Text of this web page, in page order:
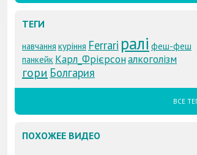
ТЕГИ
навчання куріння Ferrari ралі феш-феш
панкейк Карл_Фрієрсоналкоголізм
гори Болгария
ВСЕ
ПОХОЖЕЕ ВИДЕО